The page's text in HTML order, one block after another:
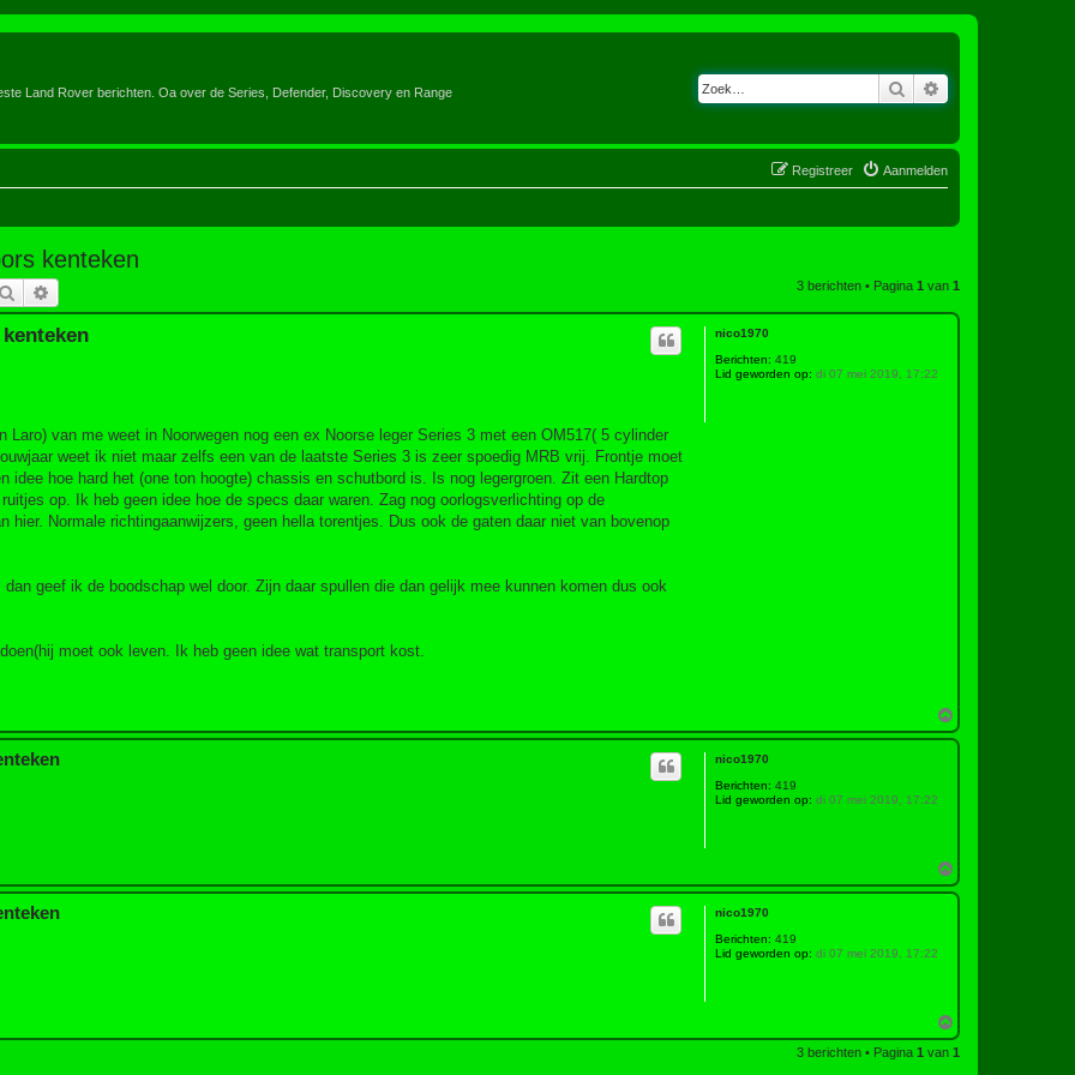
Land Rover berichten. Oa over de Series, Defender, Discovery en Range
Zoek
Aanmelden
Registreer
kenteken
Zoek 3 berichten • Pagina 1 van 1
nico1970
Berichten: 419
Lid geworden op: di 07 mei 2019, 17:22
van me weet in Noorwegen nog een ex Noorse leger Series 3 met een OM517( 5 cylinder
weet ik niet maar zelfs een van de laatste Series 3 is zeer spoedig MRB vrij. Frontje moet
idee hoe hard het (one ton hoogte) chassis en schutbord is. Is nog legergroen. Zit een Hardtop
op. Ik heb geen idee hoe de specs daar waren. Zag nog oorlogsverlichting op de
Normale richtingaanwijzers, geen hella torentjes. Dus ook de gaten daar niet van bovenop
geef ik de boodschap wel door. Zijn daar spullen die dan gelijk mee kunnen komen dus ook
moet ook leven. Ik heb geen idee wat transport kost.
m
h
nico1970
Berichten: 419
Lid geworden op: di 07 mei 2019, 17:22
m
h
nico1970
Berichten: 419
Lid geworden op: di 07 mei 2019, 17:22
m
h
3 berichten • Pagina 1 van 1